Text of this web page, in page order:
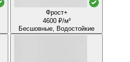
Фрост+
4600 ₽/м²
Бесшовные, Водостойкие